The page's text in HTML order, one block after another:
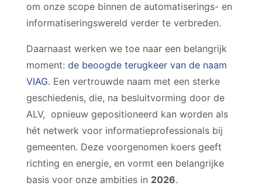
om onze scope binnen de automatiserings- en
informatiseringswereld verder te verbreden.
Daarnaast werken we toe naar een belangrijk
moment: de beoogde terugkeer van de naam
VIAG. Een vertrouwde naam met een sterke
geschiedenis, die, na besluitvorming door de
ALV, opnieuw gepositioneerd kan worden als
hét netwerk voor informatieprofessionals bij
gemeenten. Deze voorgenomen koers geeft
richting en energie, en vormt een belangrijke
basis voor onze ambities in 2026.